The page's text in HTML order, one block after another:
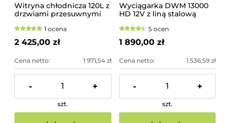
Witryna chłodnicza 120L z
drzwiami przesuwnymi
1 ocena
2 425,00 zł
Cena netto: 1 971,54 zł
- +
szt.
Wyciągarka DWM 13000
HD 12V z liną stalową
lawetowa, ATV 4x4
5 ocen
1 890,00 zł
Cena netto: 1 536,59 zł
- +
szt.